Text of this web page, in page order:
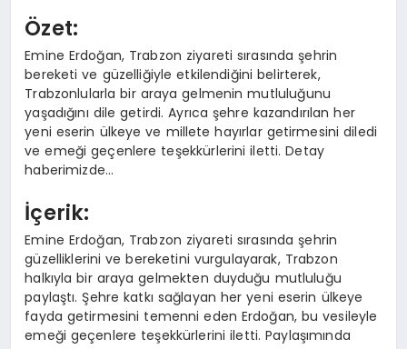
Özet:
Emine Erdoğan, Trabzon ziyareti sırasında şehrin
bereketi ve güzelliğiyle etkilendiğini belirterek,
Trabzonlularla bir araya gelmenin mutluluğunu
yaşadığını dile getirdi. Ayrıca şehre kazandırılan her
yeni eserin ülkeye ve millete hayırlar getirmesini diledi
ve emeği geçenlere teşekkürlerini iletti. Detay
haberimizde…
İçerik:
Emine Erdoğan, Trabzon ziyareti sırasında şehrin
güzelliklerini ve bereketini vurgulayarak, Trabzon
halkıyla bir araya gelmekten duyduğu mutluluğu
paylaştı. Şehre katkı sağlayan her yeni eserin ülkeye
fayda getirmesini temenni eden Erdoğan, bu vesileyle
emeği geçenlere teşekkürlerini iletti. Paylaşımında